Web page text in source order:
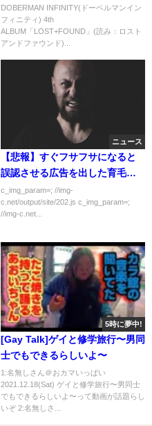
(AL「LOST＋FOUND」収録)
DOBERMAN INFINITY(ドーベルマンイン
フィニティ) 4th
ALBUM「LOST+FOUND」(読み：ロスト
アンドファウンド)...
ニュース
【悲報】すぐフサフサになると
誤認させる広告を出した育毛剤
会社、景表法違反へ
c_img_param=; //img-
c.net/output/site/202.js c_img_param=;
//img-c.net...
5時に夢中!
[Gay Talk]ゲイと修学旅行〜男同
士でもできるらしいよ〜
1:名無しさん＠おカマいっぱい
2021.12.18(Sat) ゲイと修学旅行〜男同士
でもできるらしいよ〜って動画が話題らし
いぞ 2:名無しさ...